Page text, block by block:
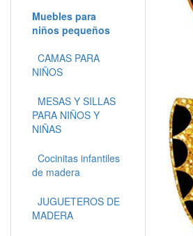
Muebles para
niños pequeños
CAMAS PARA
NIÑOS
MESAS Y SILLAS
PARA NIÑOS Y
NIÑAS
Cocinitas infantiles
de madera
JUGUETEROS DE
MADERA